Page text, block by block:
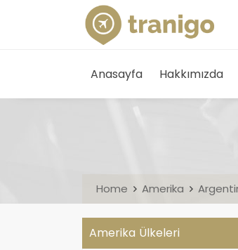
Anasayfa Hakkımızda
Home Amerika
Amerika Ülkeleri